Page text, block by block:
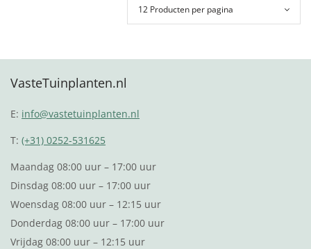
VasteTuinplanten.nl
E: info@vastetuinplanten.nl
T:(+31) 0252-531625
Maandag 08:00 uur – 17:00 uur
Dinsdag 08:00 uur – 17:00 uur
Woensdag 08:00 uur – 12:15 uur
Donderdag 08:00 uur – 17:00 uur
Vrijdag 08:00 uur – 12:15 uur